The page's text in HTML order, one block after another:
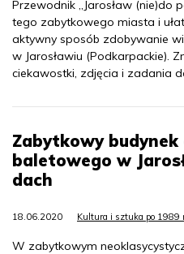
Przewodnik „Jarosław (nie)do
tego zabytkowego miasta i
aktywny sposób zdobywanie
w Jarosławiu (Podkarpackie).
ciekawostki, zdjęcia i zadania
Zabytkowy
baletowego w
dach
18.06.2020 Kultura i sztuka po 1989
W zabytkowym